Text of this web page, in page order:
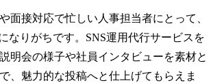
面接対応で忙しい人事担当者にとって、
なりがちです。SNS運用代行サービスを
明会の様子や社員インタビューを素材と
、魅力的な投稿へと仕上げてもらえま